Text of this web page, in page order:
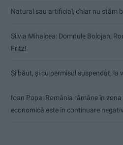
Natural sau artificial, chiar nu stăm
Silvia Mihalcea: Domnule Bolojan,
Fritz!
Și băut, și cu permisul suspendat, la
Ioan Popa: România rămâne în
economică este în continuare